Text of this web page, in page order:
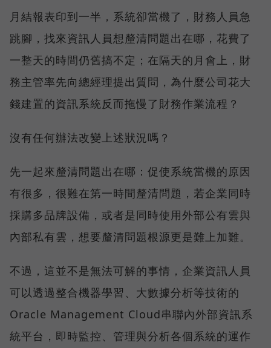
月結報表印到一半，系統卻當機了，財務人員急
跳腳，找來資訊人員想釐清問題出在哪，花費了
一整天的時間仍舊搞不定；在隔天的月會上，財
務主管率先向總經理提出質問，為什麼公司花大
錢建置的資訊系統反而拖慢了財務作業流程？
沒有任何辦法改變上述狀況嗎？
先一起來釐清問題出在哪：促使系統當機的原因
有很多，很難在第一時間釐清問題，若企業同時
採購多品牌設備，或者是同時使用外部公有雲與
內部私有雲，想要釐清問題根源更是難上加難。
不過，這並不是無法可解的事情，企業資訊人員
可以透過整合機器學習、大數據分析等技術的
Oracle Management Cloud串聯內外部資訊系
統平台，即時監控、管理與分析各個系統的運作